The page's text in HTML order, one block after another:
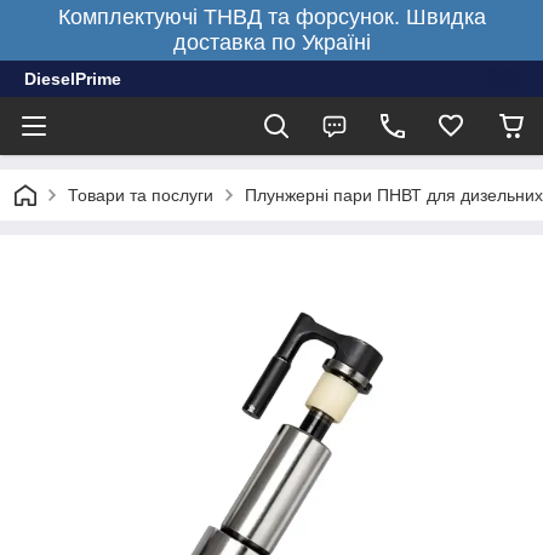
Комплектуючі ТНВД та форсунок. Швидка
доставка по Україні
DieselPrime
Товари та послуги Плунжерні пари ПНВТ для